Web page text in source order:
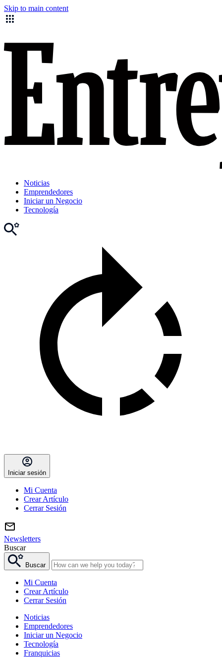
Skip to main content
Noticias
Emprendedores
Iniciar un Negocio
Tecnología
Iniciar sesión
Mi Cuenta
Crear Artículo
Cerrar Sesión
Newsletters
Buscar
Buscar
Mi Cuenta
Crear Artículo
Cerrar Sesión
Noticias
Emprendedores
Iniciar un Negocio
Tecnología
Franquicias